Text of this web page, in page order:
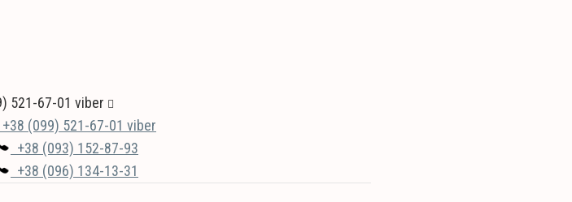
521-67-01 viber
+38 (099) 521-67-01 viber
+38 (093) 152-87-93
+38 (096) 134-13-31